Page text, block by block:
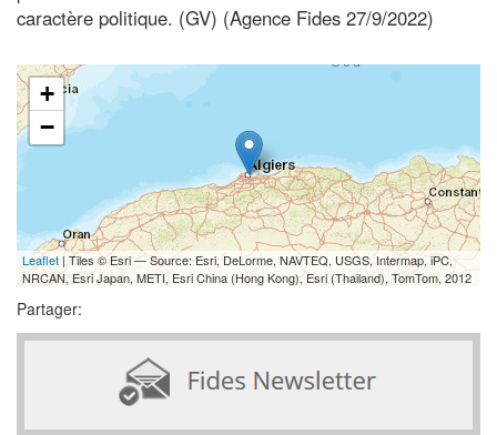
caractère politique. (GV) (Agence Fides 27/9/2022)
+
−
Leaflet | Tiles © Esri — Source: Esri, DeLorme, NAVTEQ, USGS, Intermap, iPC,
NRCAN, Esri Japan, METI, Esri China (Hong Kong), Esri (Thailand), TomTom, 2012
Partager: